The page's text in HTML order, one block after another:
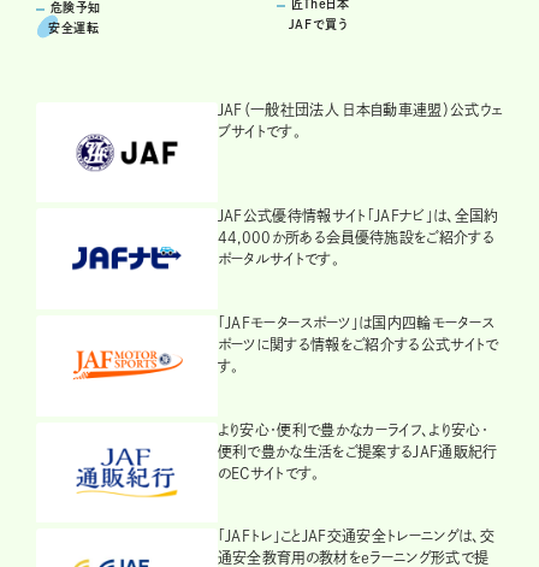
危険予知
安全運転
匠The日本
JAFで買う
JAF（一般社団法人 日本自動車連盟）公式ウェ
ブサイトです。
JAF公式優待情報サイト「JAFナビ」は、全国約
44,000か所ある会員優待施設をご紹介する
ポータルサイトです。
「JAFモータースポーツ」は国内四輪モータース
ポーツに関する情報をご紹介する公式サイトで
す。
より安心・便利で豊かなカーライフ、より安心・
便利で豊かな生活をご提案するJAF通販紀行
のECサイトです。
「JAFトレ」ことJAF交通安全トレーニングは、交
通安全教育用の教材をeラーニング形式で提